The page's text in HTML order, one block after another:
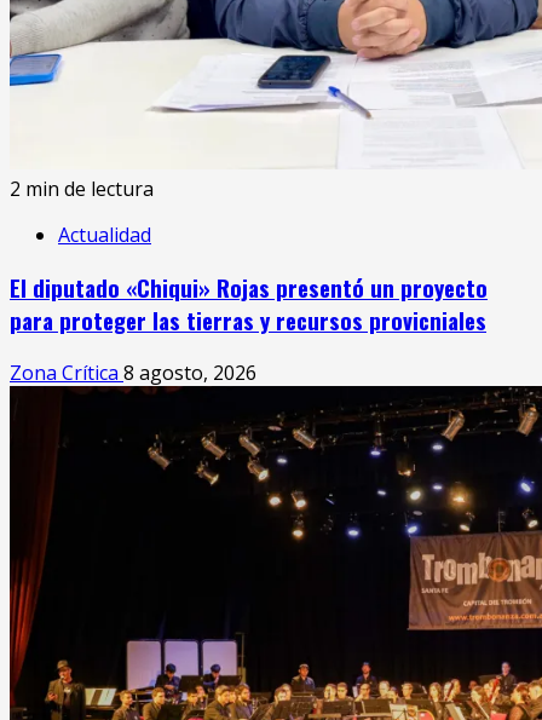
2 min de lectura
Actualidad
El diputado «Chiqui» Rojas presentó un proyecto
para proteger las tierras y recursos provicniales
Zona Crítica 8 agosto, 2026